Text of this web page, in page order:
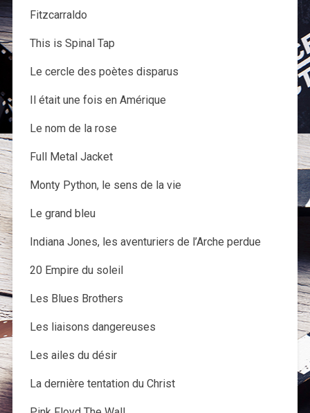
Fitzcarraldo
This is Spinal Tap
Le cercle des poètes disparus
Il était une fois en Amérique
Le nom de la rose
Full Metal Jacket
Monty Python, le sens de la vie
Le grand bleu
Indiana Jones, les aventuriers de l’Arche perdue
20 Empire du soleil
Les Blues Brothers
Les liaisons dangereuses
Les ailes du désir
La dernière tentation du Christ